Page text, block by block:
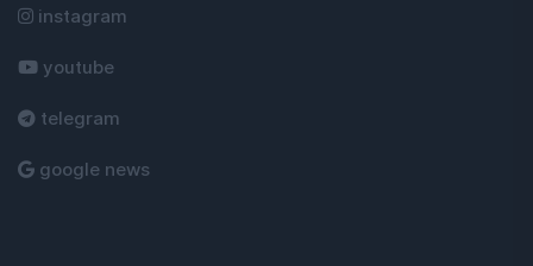
instagram
youtube
telegram
google news